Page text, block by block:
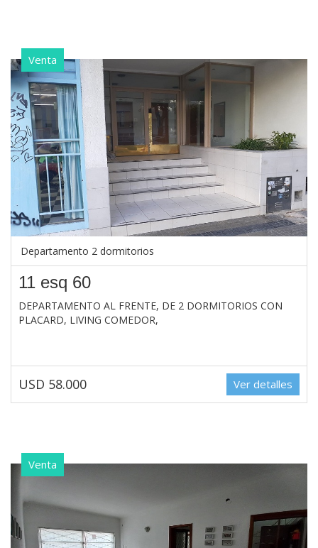
Venta
Departamento 2 dormitorios
11 esq 60
DEPARTAMENTO AL FRENTE, DE 2 DORMITORIOS CON
PLACARD, LIVING COMEDOR,
USD 58.000 Ver detalles
Venta